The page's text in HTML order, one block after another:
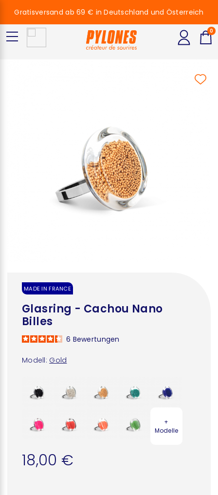
MADE IN FRANCE
Glasring - Cachou Nano
Billes
Modell: Gold
6 Bewertungen
+
Modelle
18,00 €
Gratisversand ab 69 € in Deutschland und Österreich
0